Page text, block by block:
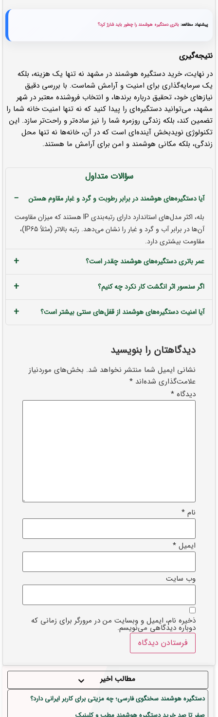
پیشنهاد مطالعه: باتری دستگیره هوشمند را چطور باید شارژ کرد؟
نتیجه‌گیری
در نهایت، خرید دستگیره هوشمند در مشهد نه تنها یک هزینه، بلکه
یک سرمایه‌گذاری برای امنیت و آرامش شماست. با بررسی دقیق
نیازهای خود، تحقیق درباره برندها، و انتخاب فروشنده معتبر در شهر
مشهد، می‌توانید دستگیره‌ای را پیدا کنید که نه تنها امنیت خانه شما را
تضمین کند، بلکه زندگی روزمره شما را نیز ساده‌تر و راحت‌تر سازد. این
تکنولوژی نویدبخش آینده‌ای است که در آن، خانه‌ها نه تنها محل
زندگی، بلکه مکانی هوشمند و امن برای آرامش ما هستند.
سؤالات متداول
آیا دستگیره‌های هوشمند در برابر رطوبت و گرد و غبار مقاوم هستن −
بله، اکثر مدل‌های استاندارد دارای رتبه‌بندی IP هستند که میزان مقاومت
آن‌ها در برابر آب و گرد و غبار را نشان می‌دهد. رتبه بالاتر (مثلاً IP65)،
مقاومت بیشتری دارد.
عمر باتری دستگیره‌های هوشمند چقدر است؟
+
اگر سنسور اثر انگشت کار نکرد چه کنیم؟ +
آیا امنیت دستگیره‌های هوشمند از قفل‌های سنتی بیشتر است؟ +
دیدگاهتان را بنویسید
نشانی ایمیل شما منتشر نخواهد شد. بخش‌های موردنیاز
علامت‌گذاری شده‌اند *
دیدگاه *
نام *
ایمیل *
وب‌ سایت
ذخیره نام، ایمیل و وبسایت من در مرورگر برای زمانی که
دوباره دیدگاهی می‌نویسم.
مطالب اخیر
دستگیره هوشمند سخنگوی فارسی؛ چه مزیتی برای کاربر ایرانی دارد؟